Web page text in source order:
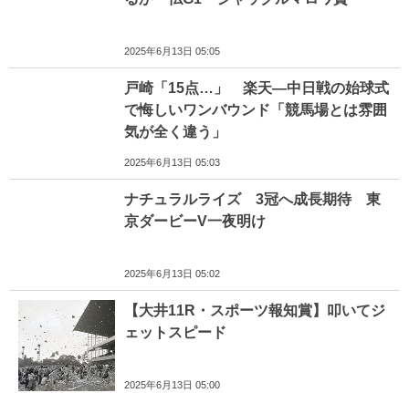
2025年6月13日 05:05
戸崎「15点…」 楽天―中日戦の始球式
で悔しいワンバウンド「競馬場とは雰囲
気が全く違う」
2025年6月13日 05:03
ナチュラルライズ 3冠へ成長期待 東
京ダービーV一夜明け
2025年6月13日 05:02
【大井11R・スポーツ報知賞】叩いてジ
ェットスピード
2025年6月13日 05:00